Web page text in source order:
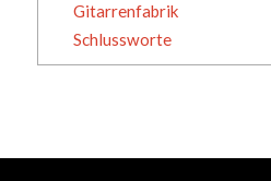
Gitarrenfabrik
Schlussworte